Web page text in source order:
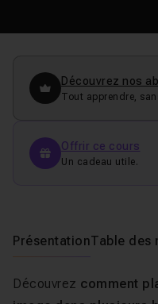
Découvrez nos
Tout apprendre,
Offrir ce cours
Un cadeau utile.
PrésentationTable des
Découvrez comment